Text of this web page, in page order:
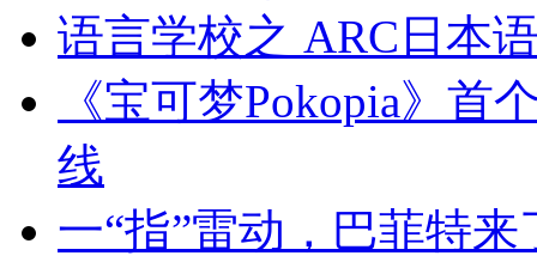
语言学校之 ARC日本
《宝可梦Pokopia》
线
一“指”雷动，巴菲特